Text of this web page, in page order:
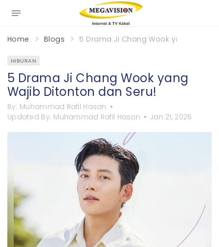
Home Blogs 5 Drama Ji Chang Wook yang Wajib
HIBURAN
5 Drama Ji Chang Wook yang
Wajib Ditonton dan Seru!
By: Muhammad Rafil Hasan
Updated By: Muhammad Rafil Hasan Jan 21, 2026